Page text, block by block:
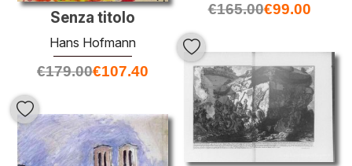
€165.00€99.00
Senza titolo
Hans Hofmann
€179.00€107.40